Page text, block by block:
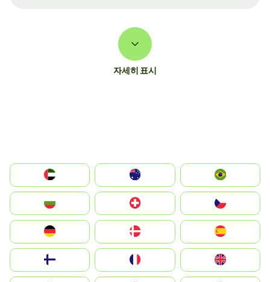
자세히 표시
الإمارات العربية المتحدة
Switzerland
Deutschland
United Kingdom